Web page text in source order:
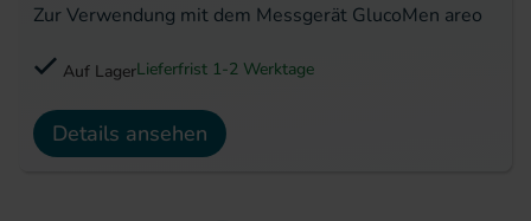
Zur Verwendung mit dem Messgerät GlucoMen areo
Auf LagerLieferfrist 1-2 Werktage
Details ansehen